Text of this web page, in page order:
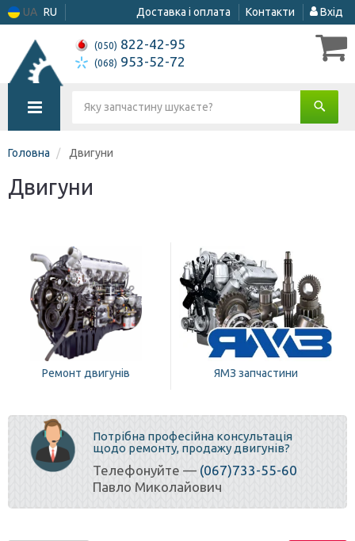
UA RU Доставка і оплата Контакти Вхід
(050) 822-42-95
(068) 953-52-72
Головна Двигуни
Двигуни
Ремонт двигунів ЯМЗ запчастини
Потрібна професійна консультація
щодо ремонту, продажу двигунів?
Телефонуйте — (067)733-55-60
Павло Миколайович